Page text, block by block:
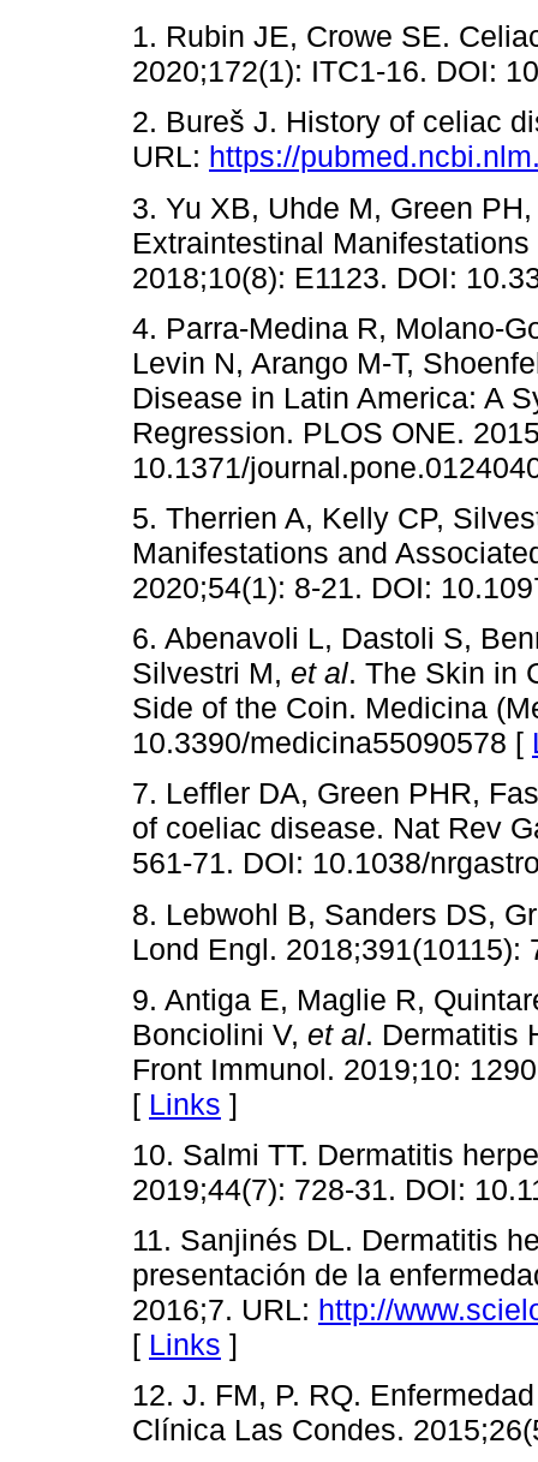
1. Rubin JE, Crowe SE.
2020;172(1): ITC1-16. DOI:
2. Bureš J. History of celiac
URL: https://
3. Yu XB, Uhde M, Green
Extraintestinal
2018;10(8): E1123. DOI:
4. Parra-Medina R, Molano-
Levin N, Arango M-T,
Disease in Latin America: A
Regression. PLOS ONE.
10.1371/
5. Therrien A, Kelly CP,
Manifestations and
2020;54(1): 8-21. DOI:
6. Abenavoli L, Dastoli S,
Silvestri M, et al. The Skin in
Side of the Coin. Medicina
10.3390/medicina55090578 [
7. Leffler DA, Green PHR,
of coeliac disease. Nat Rev
561-71. DOI: 10.1038/
8. Lebwohl B, Sanders DS,
Lond Engl. 2018;391(10115):
9. Antiga E, Maglie R,
Bonciolini V, et al. Dermatitis
Front Immunol. 2019;10:
[ Links ]
10. Salmi TT. Dermatitis
2019;44(7): 728-31. DOI:
11. Sanjinés DL. Dermatitis
presentación de la
2016;7. URL: http://
[ Links ]
12. J. FM, P. RQ.
Clínica Las Condes.